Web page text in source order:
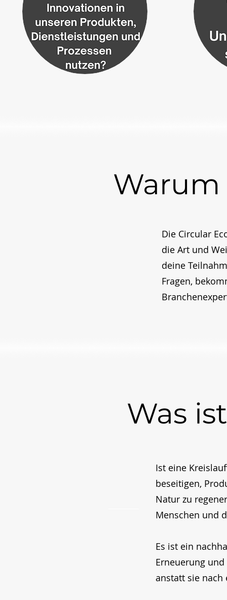
Die Circular
die Art und
deine
Fragen,
Was
Ist eine
beseitigen,
Natur zu
Menschen und
Es ist ein
Erneuerung
anstatt sie nach